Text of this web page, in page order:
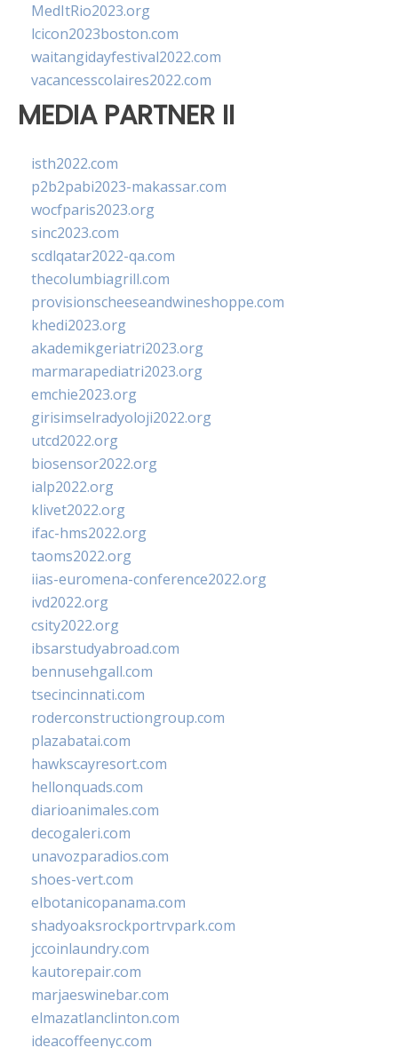
MedItRio2023.org
lcicon2023boston.com
waitangidayfestival2022.com
vacancesscolaires2022.com
MEDIA PARTNER II
isth2022.com
p2b2pabi2023-makassar.com
wocfparis2023.org
sinc2023.com
scdlqatar2022-qa.com
thecolumbiagrill.com
provisionscheeseandwineshoppe.com
khedi2023.org
akademikgeriatri2023.org
marmarapediatri2023.org
emchie2023.org
girisimselradyoloji2022.org
utcd2022.org
biosensor2022.org
ialp2022.org
klivet2022.org
ifac-hms2022.org
taoms2022.org
iias-euromena-conference2022.org
ivd2022.org
csity2022.org
ibsarstudyabroad.com
bennusehgall.com
tsecincinnati.com
roderconstructiongroup.com
plazabatai.com
hawkscayresort.com
hellonquads.com
diarioanimales.com
decogaleri.com
unavozparadios.com
shoes-vert.com
elbotanicopanama.com
shadyoaksrockportrvpark.com
jccoinlaundry.com
kautorepair.com
marjaeswinebar.com
elmazatlanclinton.com
ideacoffeenyc.com